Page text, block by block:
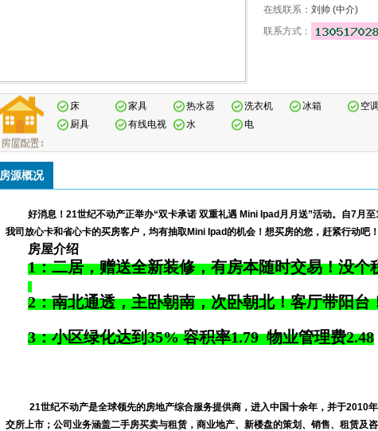
在线联系： 刘帅 (中介)
联系方式：
床 家具 热水器 洗衣机 冰箱 空调
厨具
有线电视 水 电
房源概况
好消息！ 21世纪不动产正举办“双卡承诺 双重礼遇 Mini Ipad 月月送”活动。自7月至
我司放心卡和省心卡的买房客户，均有抽取Mini Ipad的机会！想买房的您，赶紧行动吧！
房屋介绍
1：二居，赠送全新装修，有房本随时交易！没个
2：南北通透，主卧朝南，次卧朝北！客厅带阳台
3：小区绿化达到35% 容积率1.79 物业管理费2.48
21世纪不动产是全球领先的房地产综合服务提供商，进入中国十余年，并于2010
交所上市；公司业务涵盖二手房买卖与租赁，商业地产、新楼盘的策划、销售、租赁及